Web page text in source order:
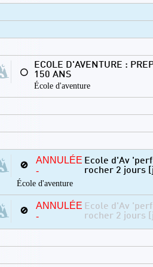
⚪
ECOLE D'AVENTURE :
150 ANS
École d'aventure
🚫
ANNULÉE
-
Ecole d'Av
rocher 2 jours
École d'aventure
🚫
ANNULÉE
-
Ecole d'Av
rocher 2 jours